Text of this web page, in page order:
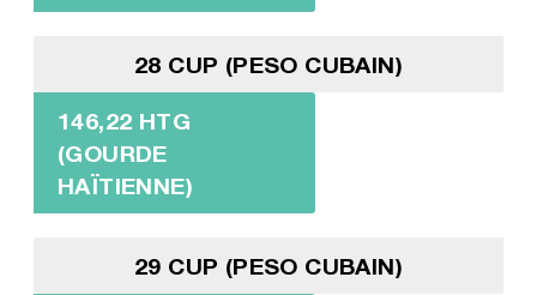
28 CUP (PESO CUBAIN)
146,22 HTG
(GOURDE
HAÏTIENNE)
29 CUP (PESO CUBAIN)